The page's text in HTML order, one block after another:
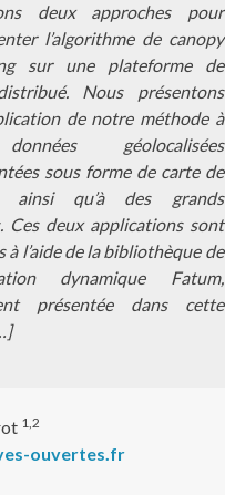
deux approches pour
l’algorithme de canopy
sur une plateforme de
Nous présentons
de notre méthode à
géolocalisées
sous forme de carte de
ainsi qu’à des grands
Ces deux applications sont
à l’aide de la bibliothèque de
dynamique Fatum,
présentée dans cette
1,2
ouvertes.fr